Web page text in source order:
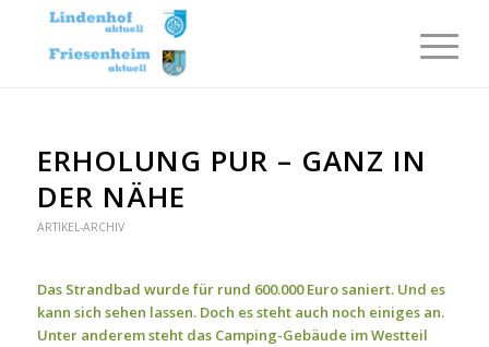
ERHOLUNG PUR – GANZ IN
DER NÄHE
ARTIKEL-ARCHIV
Das Strandbad wurde für rund 600.000 Euro saniert. Und es
kann sich sehen lassen. Doch es steht auch noch einiges an.
Unter anderem steht das Camping-Gebäude im Westteil